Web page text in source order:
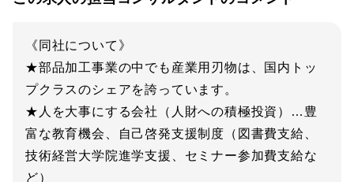
《同社について》
★部品加工事業の中でも産業用刃物は、国内トッ
プクラスのシェアを誇っています。
★人を大事にする会社（人財への積極投資）…豊
富な教育機会、自己啓発支援制度（図書費支給、
技術経営大学院進学支援、セミナー参加費支給な
ど）